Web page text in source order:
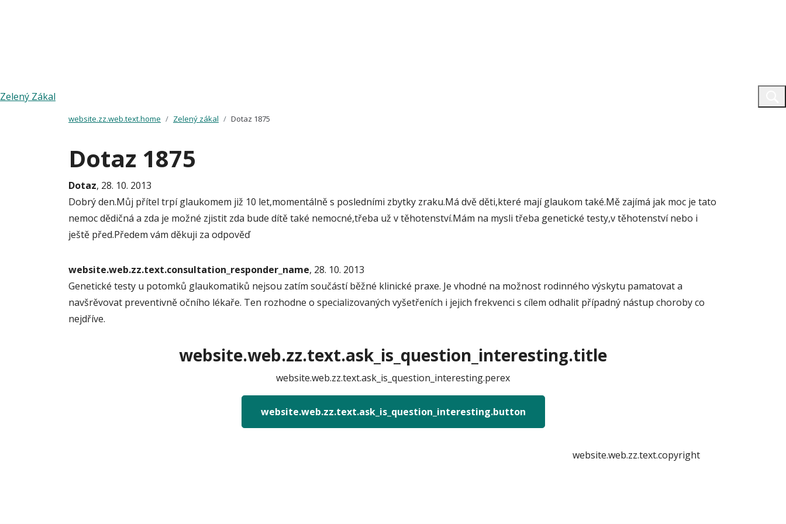
Zelený Zákal
website.zz.web.text.home Zelený zákal Dotaz 1875
Dotaz 1875
Dotaz, 28. 10. 2013
Dobrý den.Můj přítel trpí glaukomem již 10 let,momentálně s posledními zbytky zraku.Má dvě děti,které mají glaukom také.Mě zajímá jak moc je tato
nemoc dědičná a zda je možné zjistit zda bude dítě také nemocné,třeba už v těhotenství.Mám na mysli třeba genetické testy,v těhotenství nebo i
ještě před.Předem vám děkuji za odpověď
website.web.zz.text.consultation_responder_name, 28. 10. 2013
Genetické testy u potomků glaukomatiků nejsou zatím součástí běžné klinické praxe. Je vhodné na možnost rodinného výskytu pamatovat a
navšrěvovat preventivně očního lékaře. Ten rozhodne o specializovaných vyšetřeních i jejich frekvenci s cílem odhalit případný nástup choroby co
nejdříve.
website.web.zz.text.ask_is_question_interesting.title
website.web.zz.text.ask_is_question_interesting.perex
website.web.zz.text.ask_is_question_interesting.button
website.web.zz.text.copyright